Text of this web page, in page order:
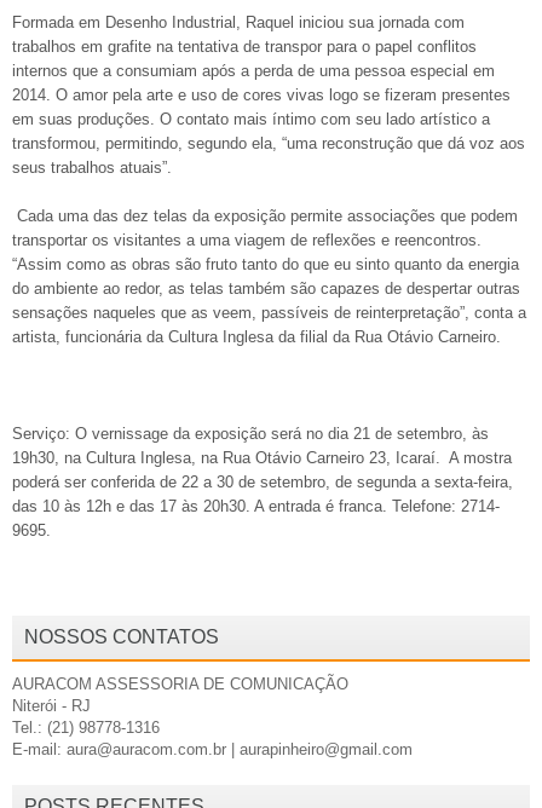
Formada em Desenho Industrial, Raquel iniciou sua jornada com
trabalhos em grafite na tentativa de transpor para o papel conflitos
internos que a consumiam após a perda de uma pessoa especial em
2014. O amor pela arte e uso de cores vivas logo se fizeram presentes
em suas produções. O contato mais íntimo com seu lado artístico a
transformou, permitindo, segundo ela, “uma reconstrução que dá voz aos
seus trabalhos atuais”.
Cada uma das dez telas da exposição permite associações que podem
transportar os visitantes a uma viagem de reflexões e reencontros.
“Assim como as obras são fruto tanto do que eu sinto quanto da energia
do ambiente ao redor, as telas também são capazes de despertar outras
sensações naqueles que as veem, passíveis de reinterpretação”, conta a
artista, funcionária da Cultura Inglesa da filial da Rua Otávio Carneiro.
Serviço: O vernissage da exposição será no dia 21 de setembro, às
19h30, na Cultura Inglesa, na Rua Otávio Carneiro 23, Icaraí. A mostra
poderá ser conferida de 22 a 30 de setembro, de segunda a sexta-feira,
das 10 às 12h e das 17 às 20h30. A entrada é franca. Telefone: 2714-
9695.
NOSSOS CONTATOS
AURACOM ASSESSORIA DE COMUNICAÇÃO
Niterói - RJ
Tel.: (21) 98778-1316
E-mail: aura@auracom.com.br | aurapinheiro@gmail.com